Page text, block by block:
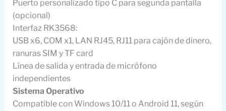
Puerto personalizado tipo C para segunda pantalla
(opcional)
Interfaz RK3568:
USB x6, COM x1, LAN RJ45, RJ11 para cajón de dinero,
ranuras SIM y TF card
Línea de salida y entrada de micrófono
independientes
Sistema Operativo
Compatible con Windows 10/11 o Android 11, según